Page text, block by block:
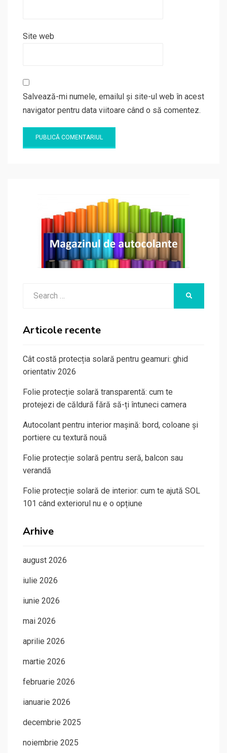
Site web
Salvează-mi numele, emailul și site-ul web în acest
navigator pentru data viitoare când o să comentez.
Articole recente
Cât costă protecția solară pentru geamuri: ghid
orientativ 2026
Folie protecție solară transparentă: cum te
protejezi de căldură fără să-ți întuneci camera
Autocolant pentru interior mașină: bord, coloane și
portiere cu textură nouă
Folie protecție solară pentru seră, balcon sau
verandă
Folie protecție solară de interior: cum te ajută SOL
101 când exteriorul nu e o opțiune
Arhive
august 2026
iulie 2026
iunie 2026
mai 2026
aprilie 2026
martie 2026
februarie 2026
ianuarie 2026
decembrie 2025
noiembrie 2025